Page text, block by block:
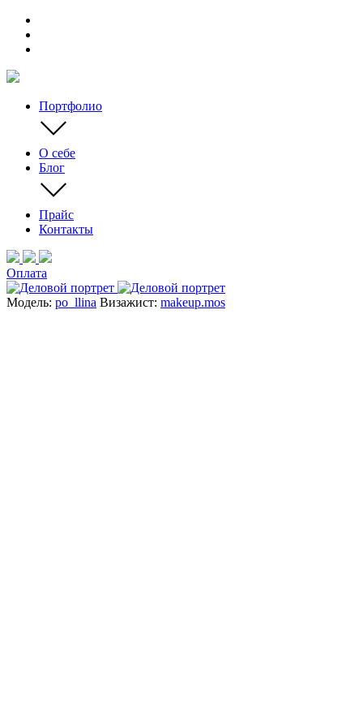
Портфолио
О себе
Блог
Прайс
Контакты
Оплата
Модель: po_llina Визажист: makeup.mos